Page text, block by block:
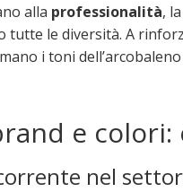
alla professionalità,
tutte le diversità. A
i toni
e colori:
nel